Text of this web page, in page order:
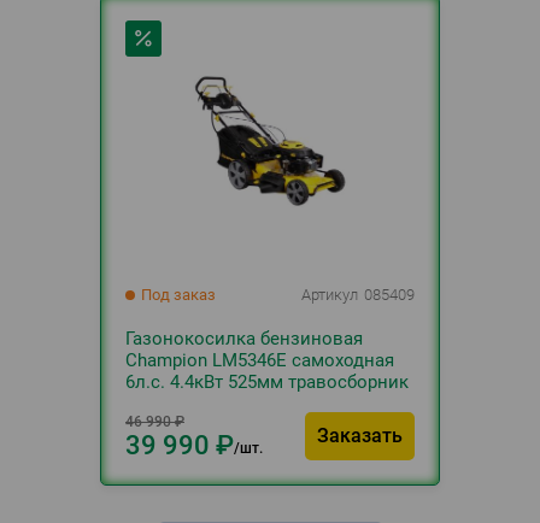
Под заказ Артикул 085409
Газонокосилка бензиновая
Champion LM5346E самоходная
6л.с. 4.4кВт 525мм травосборник
электростартер 1АКБ и ЗУ
46 990 ₽
39 990 ₽ шт.
Заказать